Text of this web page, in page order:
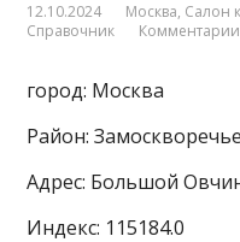
12.10.2024 Москва, Салон
Справочник
город: Москва
Район:
Адрес: Большой
Индекс: 115184.0